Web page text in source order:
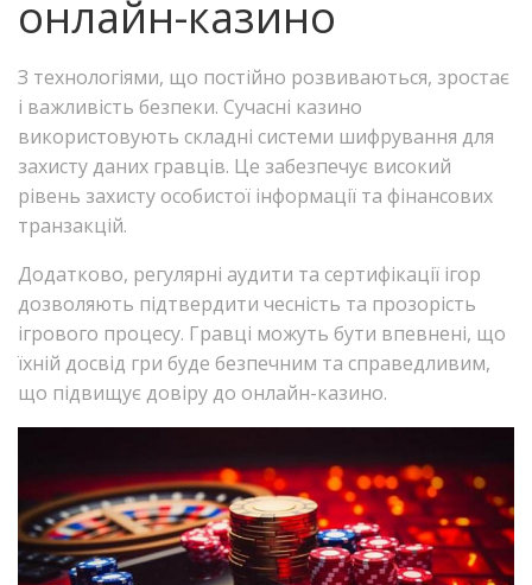
онлайн-казино
З технологіями, що постійно розвиваються, зростає
і важливість безпеки. Сучасні казино
використовують складні системи шифрування для
захисту даних гравців. Це забезпечує високий
рівень захисту особистої інформації та фінансових
транзакцій.
Додатково, регулярні аудити та сертифікації ігор
дозволяють підтвердити чесність та прозорість
ігрового процесу. Гравці можуть бути впевнені, що
їхній досвід гри буде безпечним та справедливим,
що підвищує довіру до онлайн-казино.